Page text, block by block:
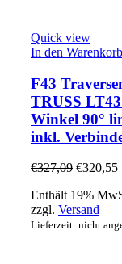
Quick view
In den Warenkorb
F43
TRUSS
Winkel 90°
inkl.
€327,09 €320,55
Enthält 19%
zzgl. Versand
Lieferzeit: nicht